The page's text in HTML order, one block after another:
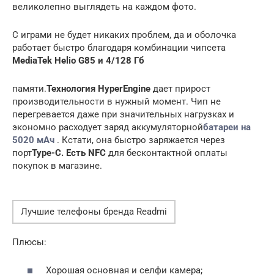
великолепно выглядеть на каждом фото.
С играми не будет никаких проблем, да и оболочка
работает быстро благодаря комбинации чипсета
MediaTek Helio G85 и 4/128 Гб
памяти.Технология HyperEngine дает прирост
производительности в нужный момент. Чип не
перегревается даже при значительных нагрузках и
экономно расходует заряд аккумуляторнойбатареи на
5020 мАч . Кстати, она быстро заряжается через
портType-C. Есть NFC для бесконтактной оплаты
покупок в магазине.
Лучшие телефоны бренда Readmi
Плюсы:
Хорошая основная и селфи камера;